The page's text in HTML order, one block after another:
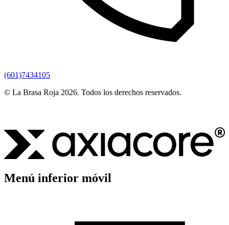
(601)7434105
© La Brasa Roja 2026. Todos los derechos reservados.
Menú inferior móvil